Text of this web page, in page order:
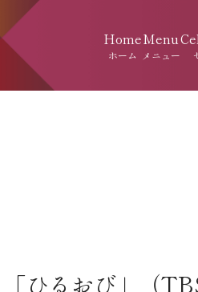
Home
ホーム
Menu
メニュー
「ひるおび」（